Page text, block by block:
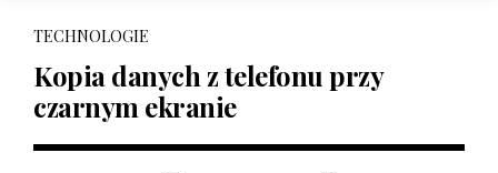
TECHNOLOGIE
Kopia danych z telefonu przy
czarnym ekranie